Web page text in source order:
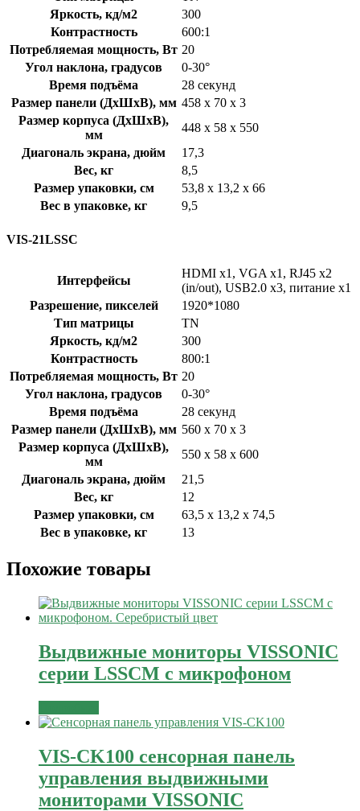
Яркость, кд/м2
300
Контрастность
600:1
Потребляемая мощность, Вт 20
Угол наклона, градусов
0-30°
Время подъёма
28 секунд
Размер панели (ДxШxВ), мм 458 x 70 x 3
Размер корпуса (ДxШxВ),
мм
448 x 58 x 550
Диагональ экрана, дюйм
17,3
Вес, кг
8,5
Размер упаковки, см
53,8 x 13,2 x 66
Вес в упаковке, кг
9,5
VIS-21LSSC
Интерфейсы
HDMI x1, VGA x1, RJ45 x2
(in/out), USB2.0 x3, питание х1
Разрешение, пикселей
1920*1080
Тип матрицы
TN
Яркость, кд/м2
300
Контрастность
800:1
Потребляемая мощность, Вт 20
Угол наклона, градусов
0-30°
Время подъёма
28 секунд
Размер панели (ДxШxВ), мм 560 x 70 x 3
Размер корпуса (ДxШxВ),
мм
550 x 58 x 600
Диагональ экрана, дюйм
21,5
Вес, кг
12
Размер упаковки, см
63,5 x 13,2 x 74,5
Вес в упаковке, кг
13
Похожие товары
Выдвижные мониторы VISSONIC
серии LSSCM с микрофоном
VIS-CK100 сенсорная панель
управления выдвижными
мониторами VISSONIC